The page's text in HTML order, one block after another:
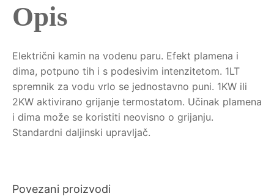
Opis
Električni kamin na vodenu paru. Efekt plamena i
dima, potpuno tih i s podesivim intenzitetom. 1LT
spremnik za vodu vrlo se jednostavno puni. 1KW ili
2KW aktivirano grijanje termostatom. Učinak plamena
i dima može se koristiti neovisno o grijanju.
Standardni daljinski upravljač.
Povezani proizvodi